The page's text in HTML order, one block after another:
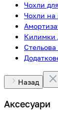
Чохли
Чохли на
Килимки
Стельова
Назад
Аксесуари